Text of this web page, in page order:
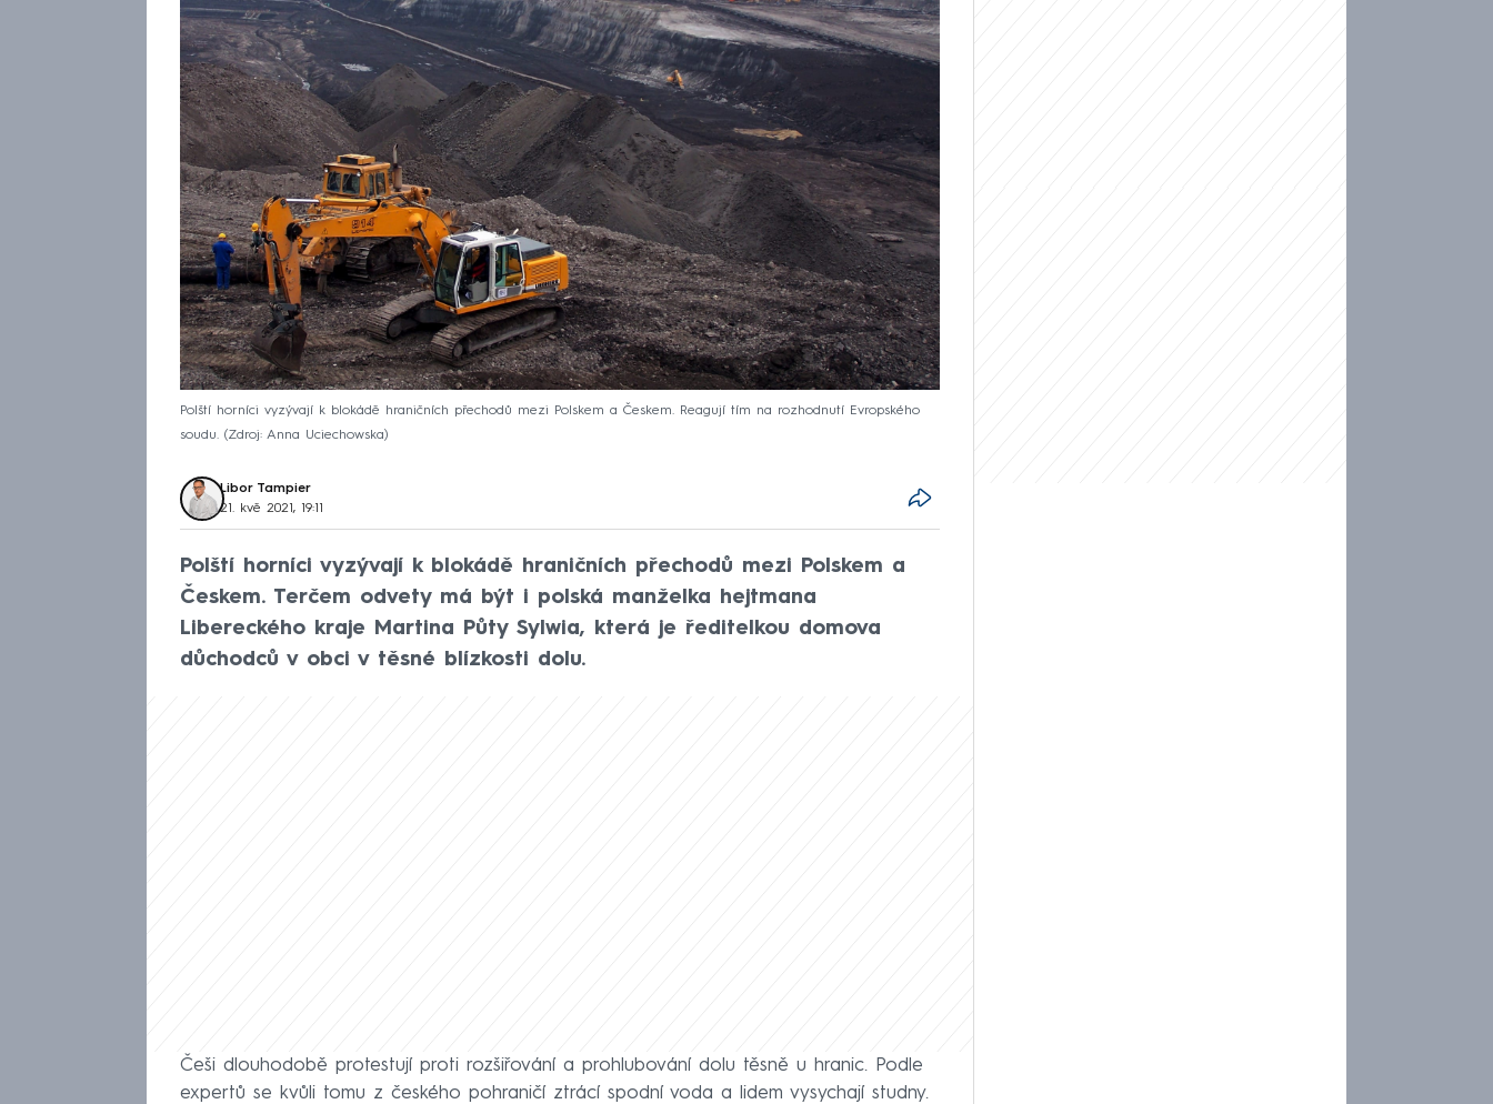
Polští horníci vyzývají k blokádě hraničních přechodů mezi Polskem a Českem. Reagují tím na rozhodnutí Evropského
soudu.
Zdroj: Anna Uciechowska
Libor Tampier
21. kvě 2021, 19:11
Polští horníci vyzývají k blokádě hraničních přechodů mezi Polskem a
Českem. Terčem odvety má být i polská manželka hejtmana
Libereckého kraje Martina Půty Sylwia, která je ředitelkou domova
důchodců v obci v těsné blízkosti dolu.
Češi dlouhodobě protestují proti rozšiřování a prohlubování dolu těsně u hranic. Podle
expertů se kvůli tomu z českého pohraničí ztrácí spodní voda a lidem vysychají studny.